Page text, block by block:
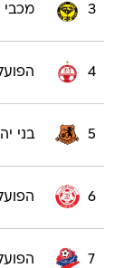
3 מכבי
4
5 בני
6
7